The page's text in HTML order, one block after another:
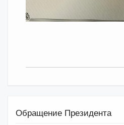
Обращение Президента